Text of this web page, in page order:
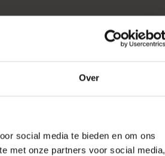
Over
social media te bieden en om ons
met onze partners voor social media,